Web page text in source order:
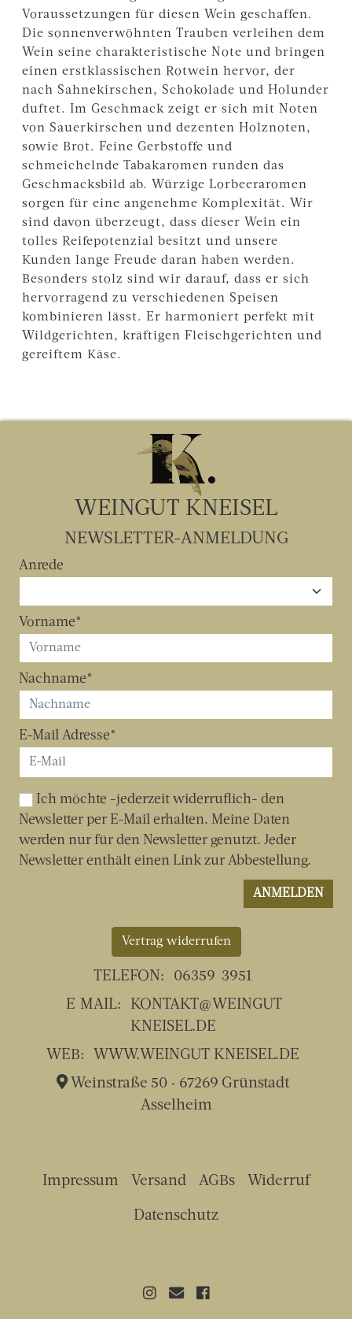
Voraussetzungen für diesen Wein geschaffen.
Die sonnenverwöhnten Trauben verleihen dem
Wein seine charakteristische Note und bringen
einen erstklassischen Rotwein hervor, der
nach Sahnekirschen, Schokolade und Holunder
duftet. Im Geschmack zeigt er sich mit Noten
von Sauerkirschen und dezenten Holznoten,
sowie Brot. Feine Gerbstoffe und
schmeichelnde Tabakaromen runden das
Geschmacksbild ab. Würzige Lorbeeraromen
sorgen für eine angenehme Komplexität. Wir
sind davon überzeugt, dass dieser Wein ein
tolles Reifepotenzial besitzt und unsere
Kunden lange Freude daran haben werden.
Besonders stolz sind wir darauf, dass er sich
hervorragend zu verschiedenen Speisen
kombinieren lässt. Er harmoniert perfekt mit
Wildgerichten, kräftigen Fleischgerichten und
gereiftem Käse.
WEINGUT KNEISEL
NEWSLETTER-ANMELDUNG
Vertrag widerrufen
TELEFON:
06359-3951
E-MAIL:
KONTAKT@WEINGUT-
KNEISEL.DE
WEB:
WWW.WEINGUT-KNEISEL.DE
Weinstraße 50 · 67269 Grünstadt-
Asselheim
Impressum Versand AGBs Widerruf
Datenschutz